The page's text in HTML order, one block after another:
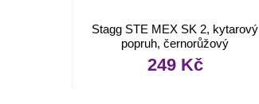
Stagg STE MEX SK 2, kytarový
popruh, černorůžový
249 Kč